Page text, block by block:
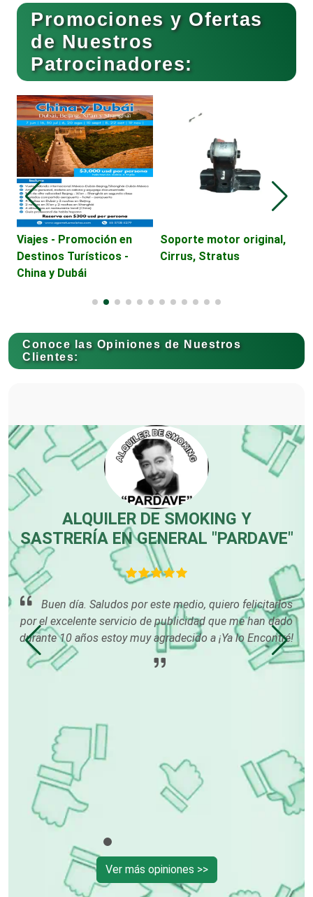
Buceo
Cafeterías
Cajas de Ahorro
Cámaras de Comercio
Camiones para Fletes
Cancelería de Aluminio
Carpinterías
Centros Comerciales
Centros de Espectáculos
Centros Turísticos
Cibercafés
Clínicas de Belleza
Clínicas de Rehabilitación
Promociones y Ofertas
de Nuestros
Patrocinadores:
Viajes - Promoción en
Destinos Turísticos -
China y Dubái
Soporte motor original,
Cirrus, Stratus
Conoce las Opiniones de Nuestros
Clientes:
ALQUILER DE SMOKING Y
SASTRERÍA EN GENERAL "PARDAVE"
Buen día. Saludos por este medio, quiero felicitarlos
por el excelente servicio de publicidad que me han dado
durante 10 años estoy muy agradecido a ¡Ya lo Encontré!
Ver más opiniones >>